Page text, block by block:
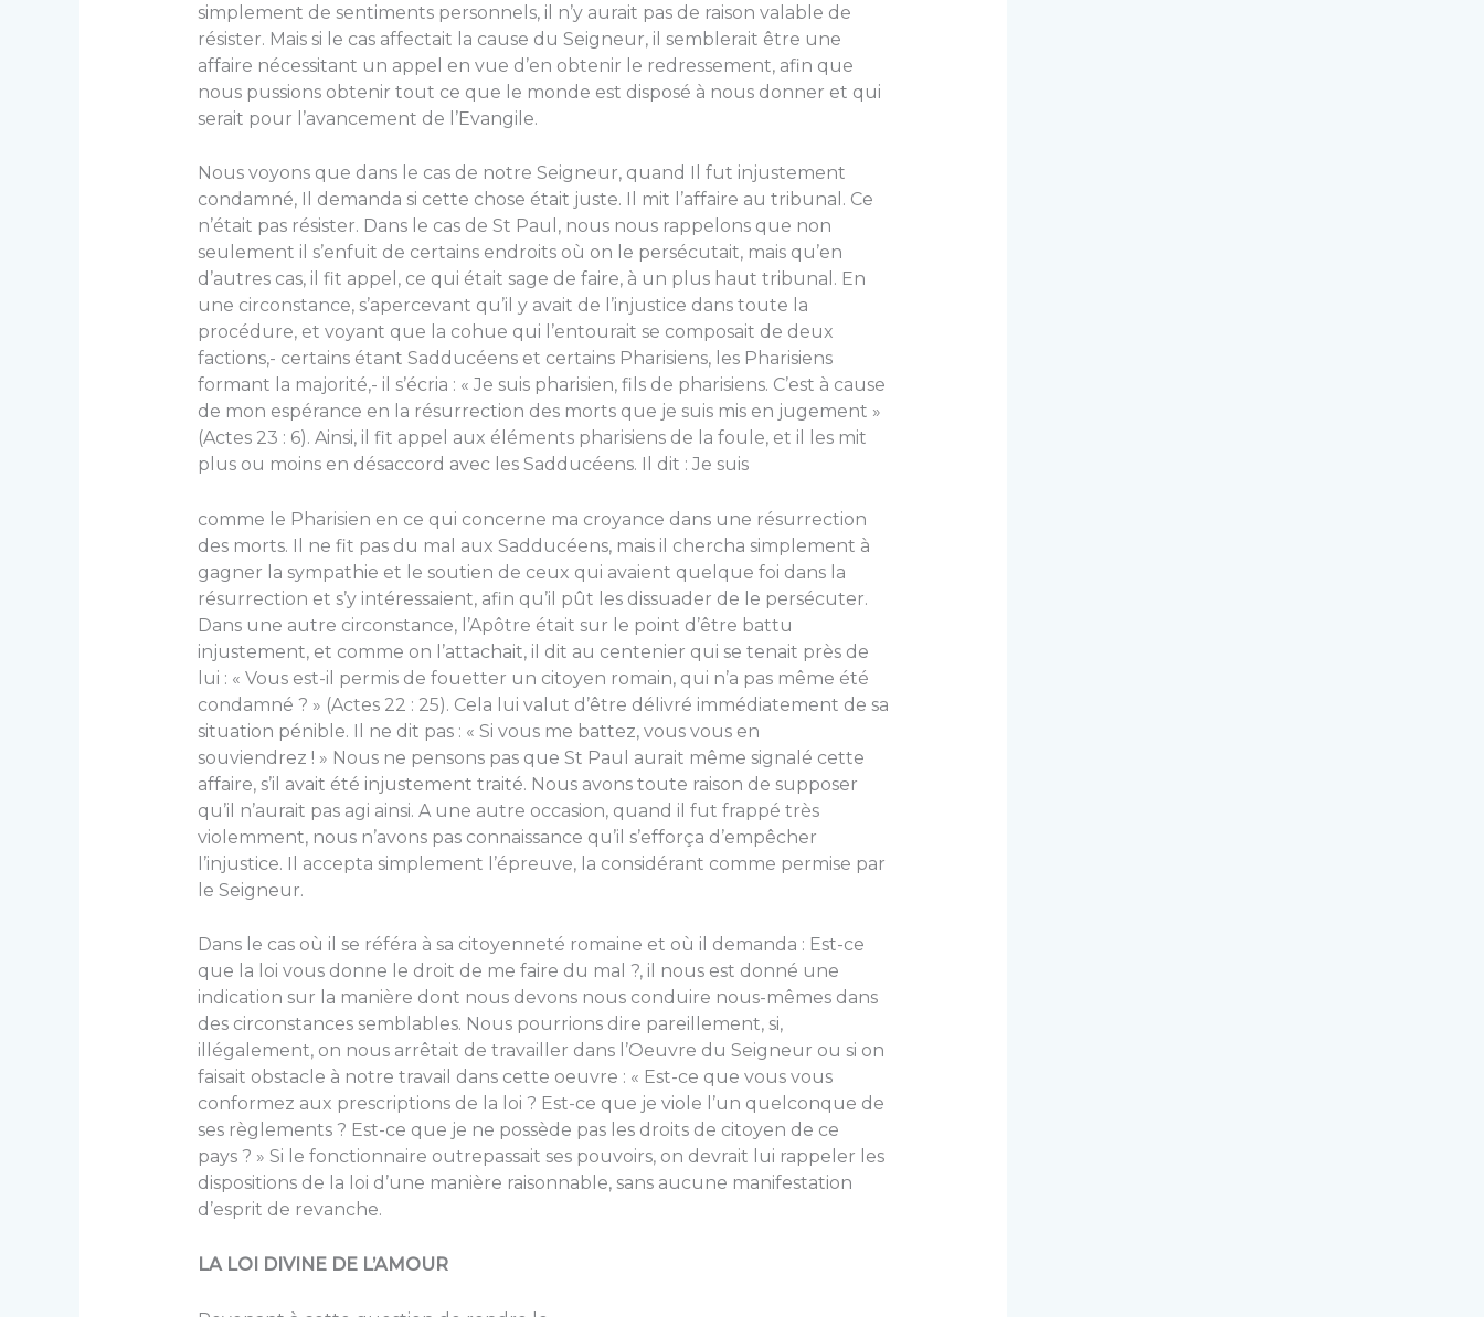
simplement de sentiments personnels, il n’y aurait pas de raison valable de
résister. Mais si le cas affectait la cause du Seigneur, il semblerait être une
affaire nécessitant un appel en vue d’en obtenir le redressement, afin que
nous pussions obtenir tout ce que le monde est disposé à nous donner et qui
serait pour l’avancement de l’Evangile.
Nous voyons que dans le cas de notre Seigneur, quand Il fut injustement
condamné, Il demanda si cette chose était juste. Il mit l’affaire au tribunal. Ce
n’était pas résister. Dans le cas de St Paul, nous nous rappelons que non
seulement il s’enfuit de certains endroits où on le persécutait, mais qu’en
d’autres cas, il fit appel, ce qui était sage de faire, à un plus haut tribunal. En
une circonstance, s’apercevant qu’il y avait de l’injustice dans toute la
procédure, et voyant que la cohue qui l’entourait se composait de deux
factions,- certains étant Sadducéens et certains Pharisiens, les Pharisiens
formant la majorité,- il s’écria : « Je suis pharisien, fils de pharisiens. C’est à cause
de mon espérance en la résurrection des morts que je suis mis en jugement »
(Actes 23 : 6). Ainsi, il fit appel aux éléments pharisiens de la foule, et il les mit
plus ou moins en désaccord avec les Sadducéens. Il dit : Je suis
comme le Pharisien en ce qui concerne ma croyance dans une résurrection
des morts. Il ne fit pas du mal aux Sadducéens, mais il chercha simplement à
gagner la sympathie et le soutien de ceux qui avaient quelque foi dans la
résurrection et s’y intéressaient, afin qu’il pût les dissuader de le persécuter.
Dans une autre circonstance, l’Apôtre était sur le point d’être battu
injustement, et comme on l’attachait, il dit au centenier qui se tenait près de
lui : « Vous est-il permis de fouetter un citoyen romain, qui n’a pas même été
condamné ? » (Actes 22 : 25). Cela lui valut d’être délivré immédiatement de sa
situation pénible. Il ne dit pas : « Si vous me battez, vous vous en
souviendrez ! » Nous ne pensons pas que St Paul aurait même signalé cette
affaire, s’il avait été injustement traité. Nous avons toute raison de supposer
qu’il n’aurait pas agi ainsi. A une autre occasion, quand il fut frappé très
violemment, nous n’avons pas connaissance qu’il s’efforça d’empêcher
l’injustice. Il accepta simplement l’épreuve, la considérant comme permise par
le Seigneur.
Dans le cas où il se référa à sa citoyenneté romaine et où il demanda : Est-ce
que la loi vous donne le droit de me faire du mal ?, il nous est donné une
indication sur la manière dont nous devons nous conduire nous-mêmes dans
des circonstances semblables. Nous pourrions dire pareillement, si,
illégalement, on nous arrêtait de travailler dans l’Oeuvre du Seigneur ou si on
faisait obstacle à notre travail dans cette oeuvre : « Est-ce que vous vous
conformez aux prescriptions de la loi ? Est-ce que je viole l’un quelconque de
ses règlements ? Est-ce que je ne possède pas les droits de citoyen de ce
pays ? » Si le fonctionnaire outrepassait ses pouvoirs, on devrait lui rappeler les
dispositions de la loi d’une manière raisonnable, sans aucune manifestation
d’esprit de revanche.
LA LOI DIVINE DE L’AMOUR